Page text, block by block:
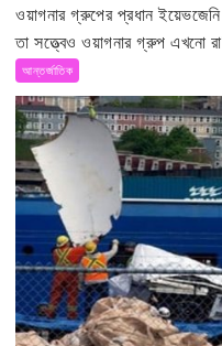
ওয়াগনার গ্রুপের প্রধান ইয়েভজেনি
তা সত্ত্বেও ওয়াগনার গ্রুপ এখনো
আন্তর্জাতিক